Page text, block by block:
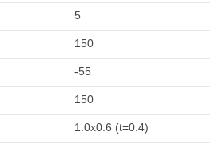
5
150
-55
150
1.0x0.6 (t=0.4)